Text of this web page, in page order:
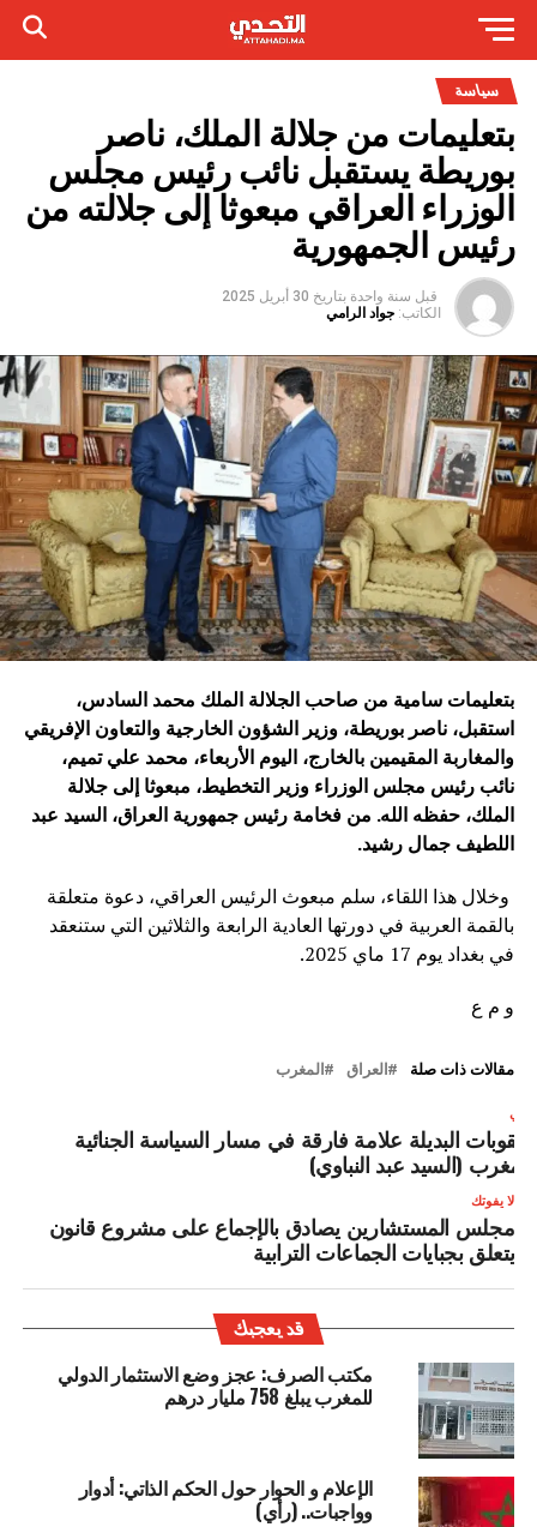
سياسة
بتعليمات من جلالة الملك، ناصر
بوريطة يستقبل نائب رئيس مجلس
الوزراء العراقي مبعوثا إلى جلالته من
رئيس الجمهورية
قبل سنة واحدة بتاريخ 30 أبريل 2025
الكاتب: جواد الرامي
بتعليمات سامية من صاحب الجلالة الملك محمد السادس،
استقبل، ناصر بوريطة، وزير الشؤون الخارجية والتعاون الإفريقي
والمغاربة المقيمين بالخارج، اليوم الأربعاء، محمد علي تميم،
نائب رئيس مجلس الوزراء وزير التخطيط، مبعوثا إلى جلالة
الملك، حفظه الله. من فخامة رئيس جمهورية العراق، السيد عبد
اللطيف جمال رشيد.
وخلال هذا اللقاء، سلم مبعوث الرئيس العراقي، دعوة متعلقة
بالقمة العربية في دورتها العادية الرابعة والثلاثين التي ستنعقد
في بغداد يوم 17 ماي 2025.
و م ع
مقالات ذات صلة العراق المغرب
البديلة علامة فارقة في مسار السياسة الجنائية
(السيد عبد النباوي)
لا يفوتك
مجلس المستشارين يصادق بالإجماع على مشروع قانون
يتعلق بجبايات الجماعات الترابية
قد يعجبك
مكتب الصرف: عجز وضع الاستثمار الدولي
للمغرب يبلغ 758 مليار درهم
الإعلام و الحوار حول الحكم الذاتي: أدوار
وواجبات.. (رأي)